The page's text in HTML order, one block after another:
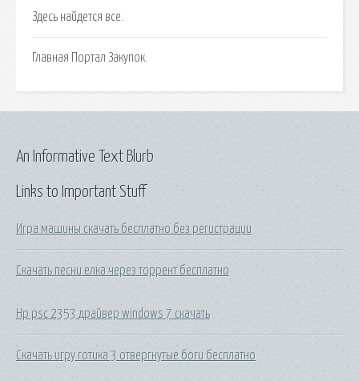
Здесь найдется все.
Главная Портал Закупок.
Links to Important Stuff
Игра машины скачать бесплатно без регистрации
Скачать песни елка через торрент бесплатно
Hp psc 2353 драйвер windows 7 скачать
Скачать игру готика 3 отвергнутые боги бесплатно
An Informative Text Blurb